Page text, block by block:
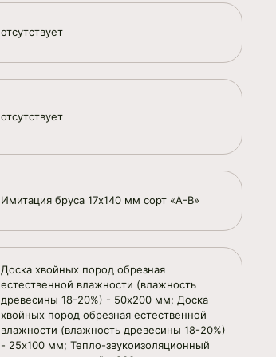
отсутствует
отсутствует
Имитация бруса 17х140 мм сорт «А-В»
Доска хвойных пород обрезная
естественной влажности (влажность
древесины 18-20%) - 50х200 мм; Доска
хвойных пород обрезная естественной
влажности (влажность древесины 18-20%)
- 25х100 мм; Тепло-звукоизоляционный